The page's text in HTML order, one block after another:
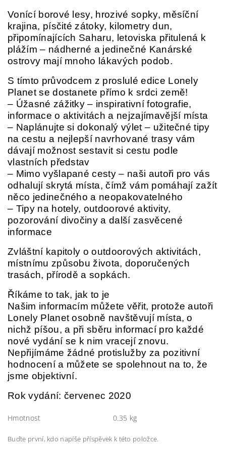
Vonící borové lesy, hrozivé sopky, měsíční
krajina, písčité zátoky, kilometry dun,
připomínajících Saharu, letoviska přitulená k
plážím – nádherné a jedinečné Kanárské
ostrovy mají mnoho lákavých podob.
S tímto průvodcem z proslulé edice Lonely
Planet se dostanete přímo k srdci země!
– Úžasné zážitky – inspirativní fotografie,
informace o aktivitách a nejzajímavější místa
– Naplánujte si dokonalý výlet – užitečné tipy
na cestu a nejlepší navrhované trasy vám
dávají možnost sestavit si cestu podle
vlastních představ
– Mimo vyšlapané cesty – naši autoři pro vás
odhalují skrytá místa, čímž vám pomáhají zažít
něco jedinečného a neopakovatelného
– Tipy na hotely, outdoorové aktivity,
pozorování divočiny a další zasvěcené
informace
Zvláštní kapitoly o outdoorových aktivitách,
místnímu způsobu života, doporučených
trasách, přírodě a sopkách.
Říkáme to tak, jak to je
Našim informacím můžete věřit, protože autoři
Lonely Planet osobně navštěvují místa, o
nichž píšou, a při sběru informací pro každé
nové vydání se k nim vracejí znovu.
Nepřijímáme žádné protislužby za pozitivní
hodnocení a můžete se spolehnout na to, že
jsme objektivní.
Rok vydání: červenec 2020
Hmotnost 0.35 kg
Buďte první, kdo napíše příspěvek k této položce.